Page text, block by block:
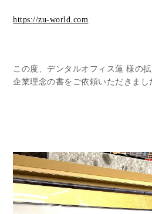
https://zu-world.com
この度、デンタルオフィス蓮 様の
企業理念の書をご依頼いただきまし